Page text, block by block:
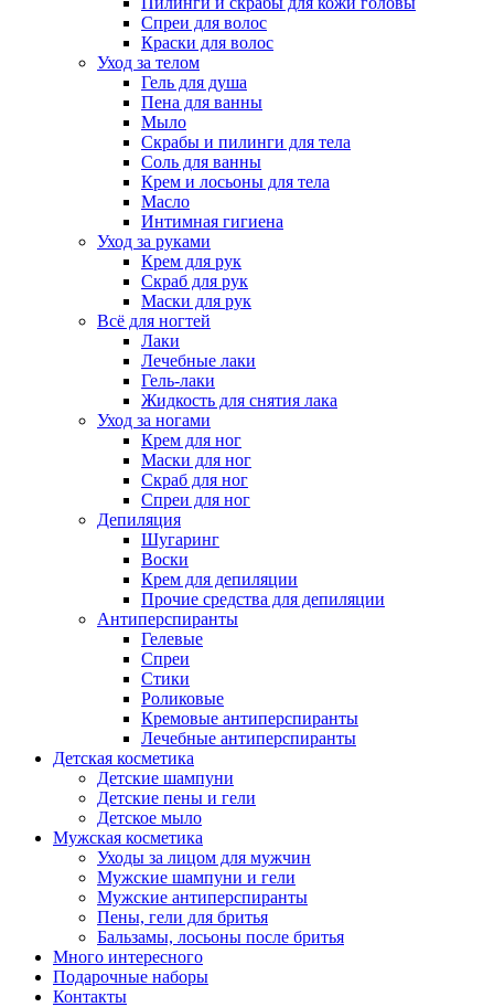
Спреи для волос
Краски для волос
Уход за телом
Гель для душа
Пена для ванны
Мыло
Скрабы и пилинги для тела
Соль для ванны
Крем и лосьоны для тела
Масло
Интимная гигиена
Уход за руками
Крем для рук
Скраб для рук
Маски для рук
Всё для ногтей
Лаки
Лечебные лаки
Гель-лаки
Жидкость для снятия лака
Уход за ногами
Крем для ног
Маски для ног
Скраб для ног
Спреи для ног
Депиляция
Шугаринг
Воски
Крем для депиляции
Прочие средства для депиляции
Антиперспиранты
Гелевые
Спреи
Стики
Роликовые
Кремовые антиперспиранты
Лечебные антиперспиранты
Детская косметика
Детские шампуни
Детские пены и гели
Детское мыло
Мужская косметика
Уходы за лицом для мужчин
Мужские шампуни и гели
Мужские антиперспиранты
Пены, гели для бритья
Бальзамы, лосьоны после бритья
Много интересного
Подарочные наборы
Контакты